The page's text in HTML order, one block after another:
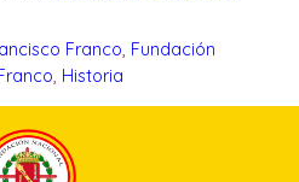
Franco Fundación
Historia